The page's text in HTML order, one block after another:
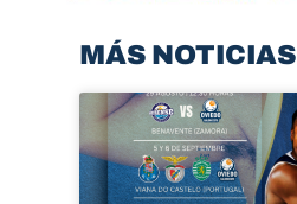
MÁS NOTICIAS